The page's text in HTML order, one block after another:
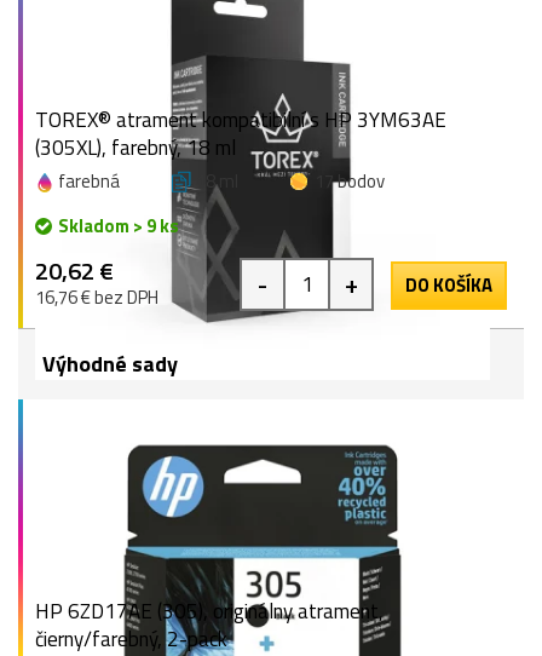
TOREX® atrament kompatibilní s HP 3YM63AE
(305XL), farebný, 18 ml
farebná 18 ml
17 bodov
Skladom > 9 ks
20,62 €
16,76 € bez DPH - + DO KOŠÍKA
Výhodné sady
HP 6ZD17AE (305), originálny atrament,
čierny/farebný, 2-pack